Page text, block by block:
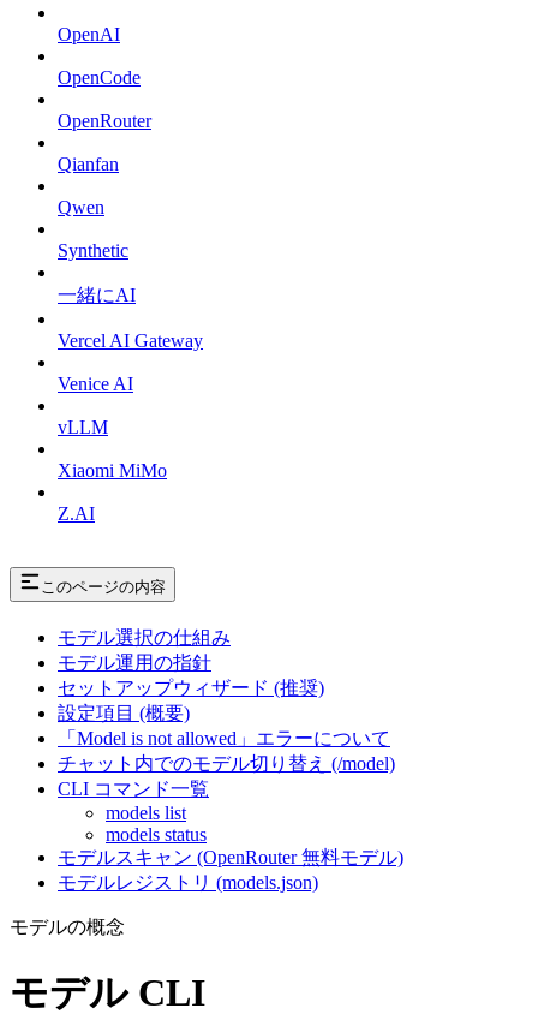
OpenAI
OpenCode
OpenRouter
Qianfan
Qwen
Synthetic
一緒にAI
Vercel AI Gateway
Venice AI
vLLM
Xiaomi MiMo
Z.AI
このページの内容
モデル選択の仕組み
モデル運用の指針
セットアップウィザード (推奨)
設定項目 (概要)
「Model is not allowed」エラーについて
チャット内でのモデル切り替え (/model)
CLI コマンド一覧
models list
models status
モデルスキャン (OpenRouter 無料モデル)
モデルレジストリ (models.json)
モデルの概念
モデル CLI